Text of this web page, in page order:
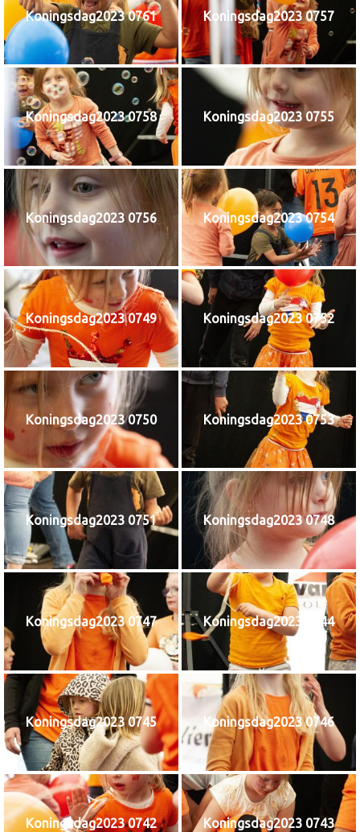
Koningsdag2023 0761 Koningsdag2023 0757
Koningsdag2023 0758 Koningsdag2023 0755
Koningsdag2023 0756 Koningsdag2023 0754
Koningsdag2023 0749 Koningsdag2023 0752
Koningsdag2023 0750 Koningsdag2023 0753
Koningsdag2023 0751 Koningsdag2023 0748
Koningsdag2023 0747 Koningsdag2023 0744
Koningsdag2023 0745 Koningsdag2023 0746
Koningsdag2023 0742 Koningsdag2023 0743